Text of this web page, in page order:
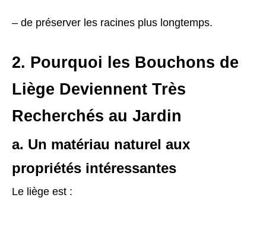
– de préserver les racines plus longtemps.
2. Pourquoi les Bouchons de
Liège Deviennent Très
Recherchés au Jardin
a. Un matériau naturel aux
propriétés intéressantes
Le liège est :